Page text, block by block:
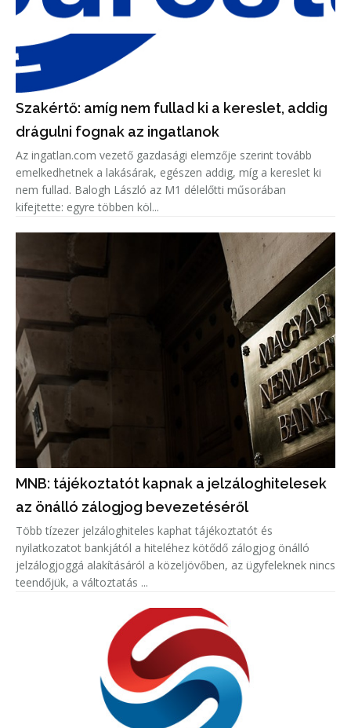
Szakértő: amíg nem fullad ki a kereslet, addig
drágulni fognak az ingatlanok
Az ingatlan.com vezető gazdasági elemzője szerint tovább
emelkedhetnek a lakásárak, egészen addig, míg a kereslet ki
nem fullad. Balogh László az M1 délelőtti műsorában
kifejtette: egyre többen köl...
MNB: tájékoztatót kapnak a jelzáloghitelesek
az önálló zálogjog bevezetéséről
Több tízezer jelzáloghiteles kaphat tájékoztatót és
nyilatkozatot bankjától a hiteléhez kötődő zálogjog önálló
jelzálogjoggá alakításáról a közeljövőben, az ügyfeleknek nincs
teendőjük, a változtatás ...